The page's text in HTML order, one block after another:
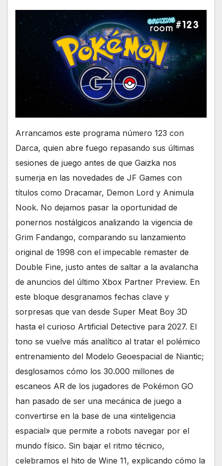
Arrancamos este programa número 123 con
Darca, quien abre fuego repasando sus últimas
sesiones de juego antes de que Gaizka nos
sumerja en las novedades de JF Games con
títulos como Dracamar, Demon Lord y Animula
Nook. No dejamos pasar la oportunidad de
ponernos nostálgicos analizando la vigencia de
Grim Fandango, comparando su lanzamiento
original de 1998 con el impecable remaster de
Double Fine, justo antes de saltar a la avalancha
de anuncios del último Xbox Partner Preview. En
este bloque desgranamos fechas clave y
sorpresas que van desde Super Meat Boy 3D
hasta el curioso Artificial Detective para 2027. El
tono se vuelve más analítico al tratar el polémico
entrenamiento del Modelo Geoespacial de Niantic;
desglosamos cómo los 30.000 millones de
escaneos AR de los jugadores de Pokémon GO
han pasado de ser una mecánica de juego a
convertirse en la base de una «inteligencia
espacial» que permite a robots navegar por el
mundo físico. Sin bajar el ritmo técnico,
celebramos el hito de Wine 11, explicando cómo la